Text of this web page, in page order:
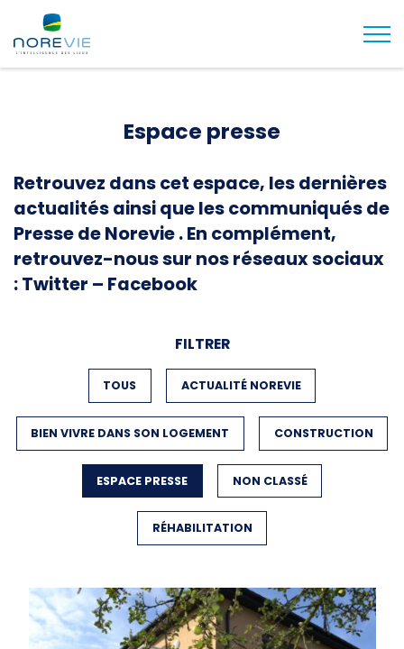
Espace presse
Retrouvez dans cet espace, les dernières
actualités ainsi que les communiqués de
Presse de Norevie . En complément,
retrouvez-nous sur nos réseaux sociaux
:Twitter – Facebook
FILTRER
FILTER BY
TOUS FILTER BY
ACTUALITÉ NOREVIE
FILTER BY
BIEN VIVRE DANS SON LOGEMENT FILTER BY
CONSTRUCTION
FILTER BY
ESPACE PRESSE FILTER BY
NON CLASSÉ
FILTER BY
RÉHABILITATION